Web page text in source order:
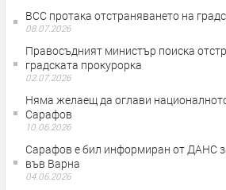
ВСС протака отстраняването на
08.07.2026
Правосъдният министър поиска
градската прокурорка
02.07.2026
Няма желаещ да оглави
Сарафов
10.06.2026
Сарафов е бил информиран от ДАНС
във Варна
04.06.2026